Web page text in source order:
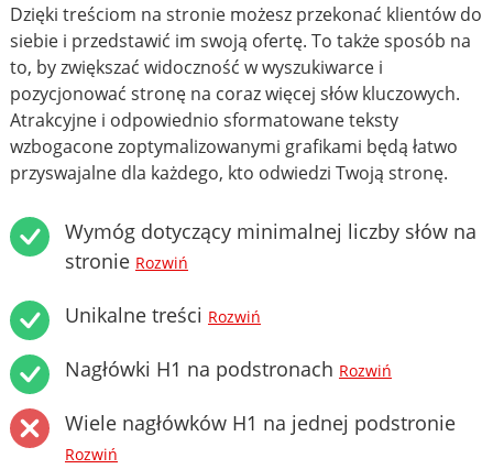
Dzięki treściom na stronie możesz przekonać klientów do
siebie i przedstawić im swoją ofertę. To także sposób na
to, by zwiększać widoczność w wyszukiwarce i
pozycjonować stronę na coraz więcej słów kluczowych.
Atrakcyjne i odpowiednio sformatowane teksty
wzbogacone zoptymalizowanymi grafikami będą łatwo
przyswajalne dla każdego, kto odwiedzi Twoją stronę.
Wymóg dotyczący minimalnej liczby słów na
stronie Rozwiń
Unikalne treści Rozwiń
Nagłówki H1 na podstronach Rozwiń
Wiele nagłówków H1 na jednej podstronie
Rozwiń